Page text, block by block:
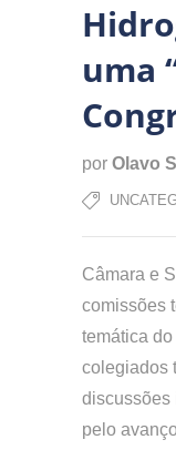
uma
por Olavo
Câmara e
comissões
temática
colegiados
discussões
pelo